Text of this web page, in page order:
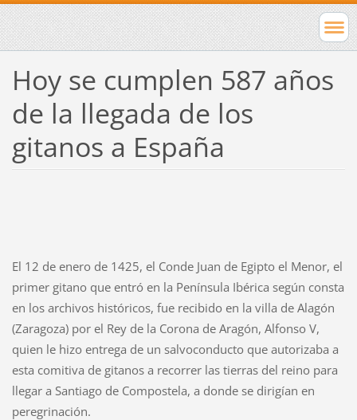
Hoy se cumplen 587 años
de la llegada de los
gitanos a España
El 12 de enero de 1425, el Conde Juan de Egipto el Menor, el
primer gitano que entró en la Península Ibérica según consta
en los archivos históricos, fue recibido en la villa de Alagón
(Zaragoza) por el Rey de la Corona de Aragón, Alfonso V,
quien le hizo entrega de un salvoconducto que autorizaba a
esta comitiva de gitanos a recorrer las tierras del reino para
llegar a Santiago de Compostela, a donde se dirigían en
peregrinación.